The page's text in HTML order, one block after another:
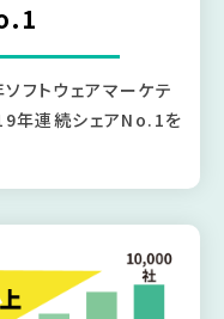
ソフトウェアマーケテ
年連続シェアNo.1を